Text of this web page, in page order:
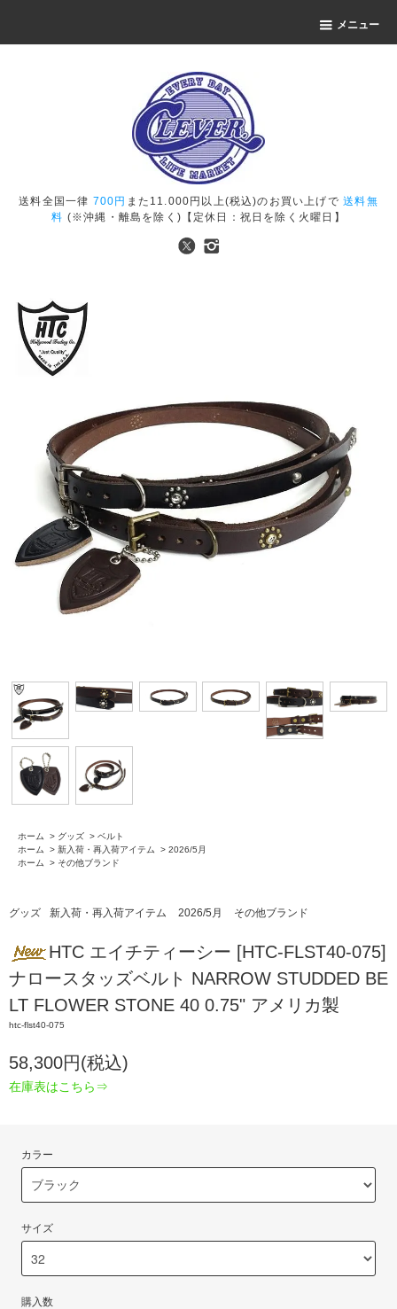
メニュー
送料全国一律 700円 また11.000円以上(税込)のお買い上げで送料無
料 (※沖縄・離島を除く)【定休日：祝日を除く火曜日】
ホーム > グッズ > ベルト
ホーム
> 新入荷・再入荷アイテム > 2026/5月
ホーム
> その他ブランド
グッズ 新入荷・再入荷アイテム 2026/5月 その他ブランド
HTC エイチティーシー [HTC-FLST40-075]
ナロースタッズベルト NARROW STUDDED BE
LT FLOWER STONE 40 0.75" アメリカ製
htc-flst40-075
58,300円(税込)
在庫表はこちら⇒
カラー
サイズ
購入数